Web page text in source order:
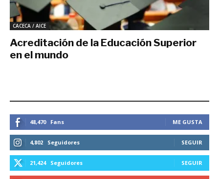
CACECA / AICE
Acreditación de la Educación Superior
en el mundo
48,470 Fans ME GUSTA
4,802 Seguidores SEGUIR
21,424 Seguidores SEGUIR